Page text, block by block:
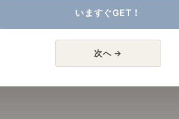
いますぐGET！
次へ →